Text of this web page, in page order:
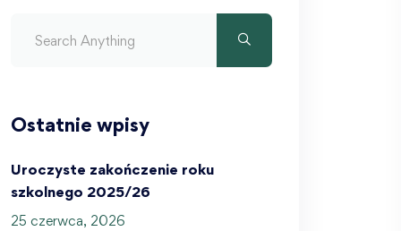
Ostatnie wpisy
Uroczyste zakończenie roku
szkolnego 2025/26
25 czerwca, 2026